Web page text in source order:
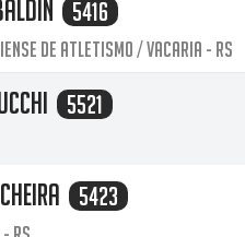
5416
De Atletismo / Vacaria - RS
5521
5423